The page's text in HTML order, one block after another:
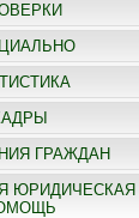
ГРАЖДАН
ЮРИДИЧЕСКАЯ